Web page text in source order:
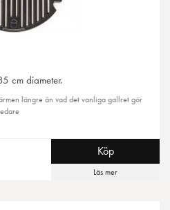
cm diameter.
längre än vad det vanliga gallret gör
Köp
Läs mer